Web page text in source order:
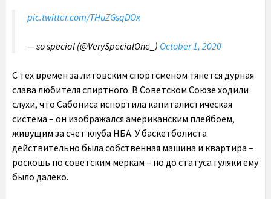
pic.twitter.com/THuZGsqDOx
— so special (@VerySpecialOne_) October 1, 2020
С тех времен за литовским спортсменом тянется дурная
слава любителя спиртного. В Советском Союзе ходили
слухи, что Сабониса испортила капиталистическая
система – он изображался американским плейбоем,
живущим за счет клуба НБА. У баскетболиста
действительно была собственная машина и квартира –
роскошь по советским меркам – но до статуса гуляки ему
было далеко.